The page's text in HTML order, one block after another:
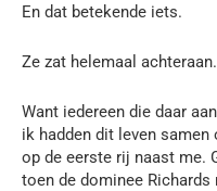
En dat betekende iets.
Ze zat helemaal achteraan.
Want iedereen die daar
ik hadden dit leven samen
op de eerste rij naast me.
toen de dominee